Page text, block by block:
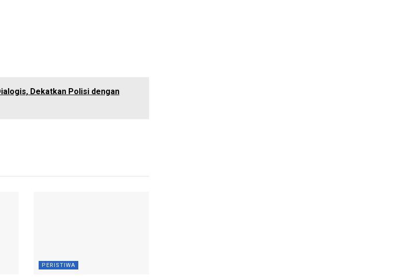
Dekatkan Polisi dengan
PERISTIWA